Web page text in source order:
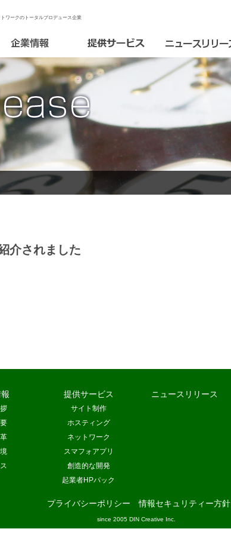
ワークのトータルプロデュース企業
介されました
提供サービス
サイト制作
ホスティング
ネットワーク
スマフォアプリ
創造的な開発
起業者HPパック
ニュースリリース
プライバシーポリシー 情報セキュリティー方針
since 2005 DIN Creative Inc.